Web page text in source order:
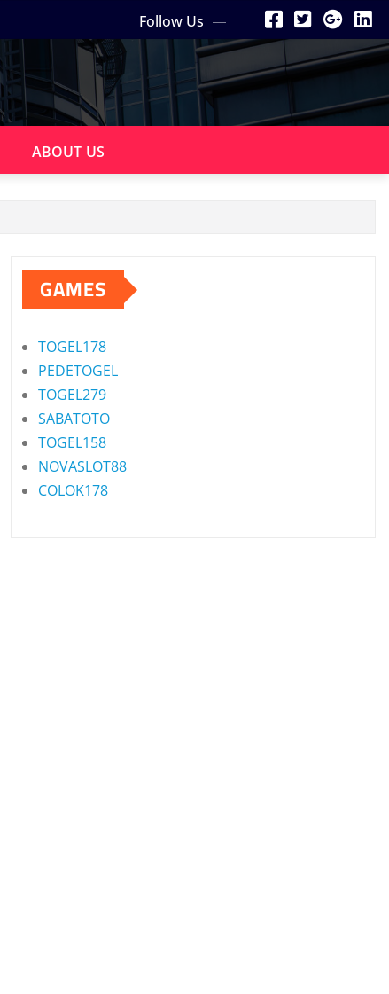
Follow Us
ABOUT US
GAMES
TOGEL178
PEDETOGEL
TOGEL279
SABATOTO
TOGEL158
NOVASLOT88
COLOK178